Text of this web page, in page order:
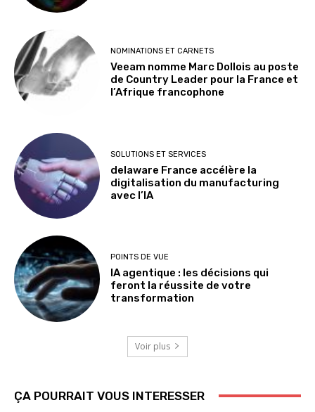
NOMINATIONS ET CARNETS
Veeam nomme Marc Dollois au poste
de Country Leader pour la France et
l’Afrique francophone
SOLUTIONS ET SERVICES
delaware France accélère la
digitalisation du manufacturing
avec l’IA
POINTS DE VUE
IA agentique : les décisions qui
feront la réussite de votre
transformation
Voir plus
ÇA POURRAIT VOUS INTERESSER